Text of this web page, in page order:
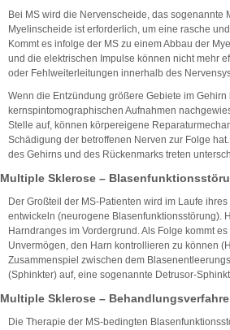
Bei MS wird die Nervenscheide, das sogenannte
Myelinscheide ist erforderlich, um eine rasche
Kommt es infolge der MS zu einem Abbau der
und die elektrischen Impulse können nicht mehr
oder Fehlweiterleitungen innerhalb des
Wenn die Entzündung größere Gebiete im
kernspintomographischen Aufnahmen
Stelle auf, können körpereigene
Schädigung der betroffenen Nerven zur Folge
des Gehirns und des Rückenmarks treten
Multiple Sklerose –
Der Großteil der MS-Patienten wird im Laufe
entwickeln (neurogene Blasenfunktionsstörung).
Harndranges im Vordergrund. Als Folge kommt
Unvermögen, den Harn kontrollieren zu können
Zusammenspiel zwischen dem
(Sphinkter) auf, eine sogenannte Detrusor-
Multiple Sklerose –
Die Therapie der MS-bedingten